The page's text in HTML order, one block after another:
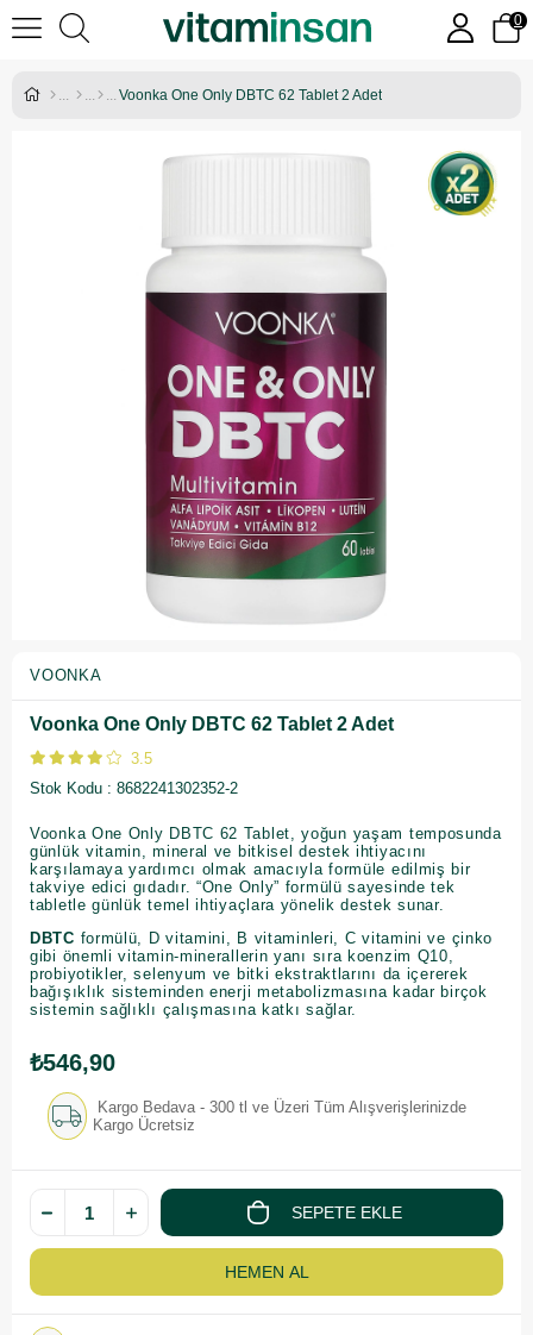
0
Voonka One Only DBTC 62 Tablet 2 Adet
VOONKA
Voonka One Only DBTC 62 Tablet 2 Adet
3.5
Stok Kodu
8682241302352-2
Voonka One Only DBTC 62 Tablet, yoğun yaşam temposunda
günlük vitamin, mineral ve bitkisel destek ihtiyacını
karşılamaya yardımcı olmak amacıyla formüle edilmiş bir
takviye edici gıdadır. “One Only” formülü sayesinde tek
tabletle günlük temel ihtiyaçlara yönelik destek sunar.
DBTC formülü, D vitamini, B vitaminleri, C vitamini ve çinko
gibi önemli vitamin-minerallerin yanı sıra koenzim Q10,
probiyotikler, selenyum ve bitki ekstraktlarını da içererek
bağışıklık sisteminden enerji metabolizmasına kadar birçok
sistemin sağlıklı çalışmasına katkı sağlar.
₺546,90
Kargo Bedava - 300 tl ve Üzeri Tüm Alışverişlerinizde
Kargo Ücretsiz